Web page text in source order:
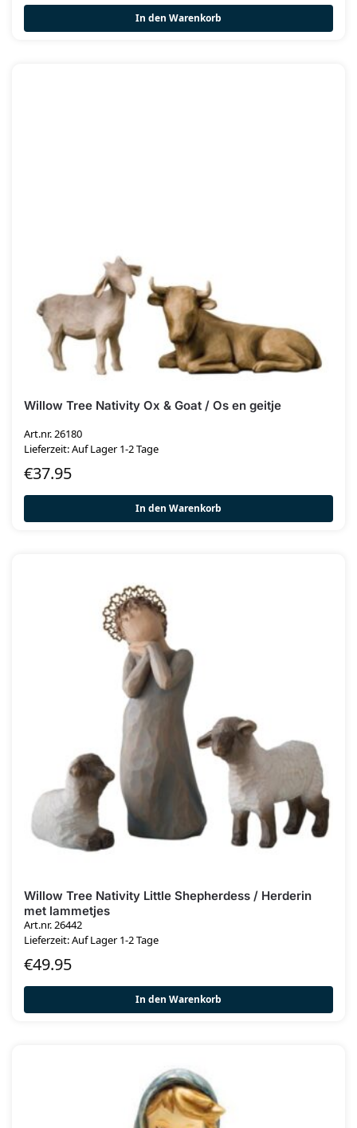
In den Warenkorb
Willow Tree Nativity Ox & Goat / Os en geitje
Art.nr. 26180
Lieferzeit: Auf Lager 1-2 Tage
€37.95
In den Warenkorb
Willow Tree Nativity Little Shepherdess / Herderin
met lammetjes
Art.nr. 26442
Lieferzeit: Auf Lager 1-2 Tage
€49.95
In den Warenkorb